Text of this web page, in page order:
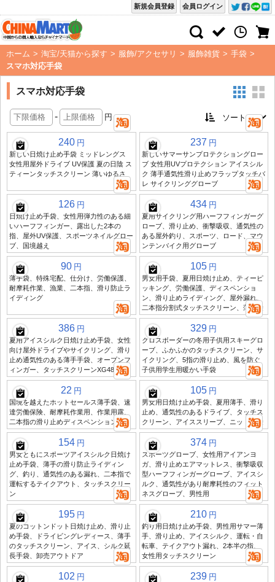
会員ログイン
新規会員登録
ホーム > 淘宝/天猫から探す > 服飾/アクセサリ > 服飾雑貨 > 手袋 >
スマホ対応手袋
スマホ対応手袋
- 円
240 円
新しい日焼け止め手袋 ミッドレングス
女性用屋外ドライブ UV保護 夏の日陰 ス
ティーンタッチスクリーン 薄いゆるさ
237 円
新しいサマーサンプロテクショングロー
ブ 女性用UVプロテクション アイスシル
ク 薄手通気性滑り止めフラップタッチバ
レ サイクリンググローブ
126 円
日焼け止め手袋、女性用弾力性のある細
いハーフフィンガー、露出した2本の
指、屋外UV保護、スポーツネイルグロー
ブ、国境越え
434 円
夏用サイクリング用ハーフフィンガーグ
ローブ、滑り止め、衝撃吸収、通気性の
ある屋外釣り、スポーツ、ロード、マウ
ンテンバイク用グローブ
90 円
薄手袋、特殊宅配、仕分け、労働保護、
耐摩耗作業、漁業、二本指、滑り防止ラ
イディング
105 円
男女用手袋、夏用日焼け止め、ティーピ
ッキング、労働保護、ディスペンショ
ン、滑り止めライディング、屋外漏れ、
二本指分割式タッチスクリーン、薄手袋
386 円
夏用アイスシルク日焼け止め手袋、女性
向け屋外ドライブやサイクリング、滑り
止め通気性のある薄手手袋、オープンフ
ィンガー、タッチスクリーンXG48
329 円
クロスボーダーの冬用子供用スキーグロ
ーブ、ふかふかのタッチスクリーン、サ
イクリング、5指の滑り止め、風を防ぐ
子供用学生用暖かい手袋
22 円
国境を越えたホットセールス薄手袋、速
達労働保険、耐摩耗作業用、作業用露、
二本指の滑り止めディスペンション手袋
105 円
男女用日焼け止め手袋、夏用薄手、滑り
止め、通気性のあるドライブ、タッチス
クリーン、アイススリーブ、ニット手袋
154 円
男女ともにスポーツアイスシルク日焼け
止め手袋、薄手の滑り防止ライディン
グ、釣り、通気性のある漏れ、二本指で
運転するテイクアウト、タッチスクリー
ン
374 円
スポーツグローブ、女性用アイアンヨ
ガ、滑り止めエアマットレス、衝撃吸収
型ハーフフィンガーグローブ、アイスシ
ルク、通気性があり耐摩耗性のフィット
ネスグローブ、男性用
195 円
夏のコットンドット日焼け止め、滑り止
め手袋、ドライビングレディース、薄手
のタッチスクリーン、アイス、シルク延
長手袋、卸売アウトドア
210 円
釣り用日焼け止め手袋、男性用サマー薄
手、滑り止め、アイスシルク、運転・自
転車、テイクアウト漏れ、2本半の指、
女性用タッチスクリーン
102 円 239 円